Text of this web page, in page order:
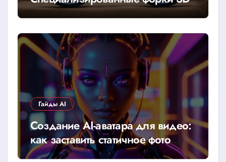
Гайды AI
Создание AI-аватара для видео:
как заставить статичное фото
говорить